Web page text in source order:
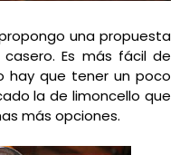
una propuesta
Es más fácil de
hay que tener un poco
la de limoncello que
más opciones.